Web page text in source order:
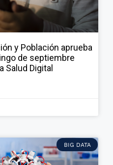
y Población aprueba
de septiembre
Salud Digital
BIG DATA